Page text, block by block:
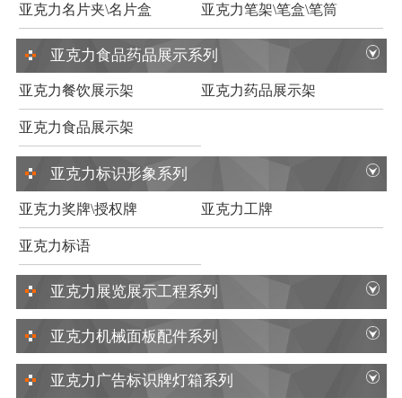
亚克力名片夹\名片盒 亚克力笔架\笔盒\笔筒
亚克力食品药品展示系列
亚克力餐饮展示架 亚克力药品展示架
亚克力食品展示架
亚克力标识形象系列
亚克力奖牌\授权牌 亚克力工牌
亚克力标语
亚克力展览展示工程系列
亚克力机械面板配件系列
亚克力广告标识牌灯箱系列